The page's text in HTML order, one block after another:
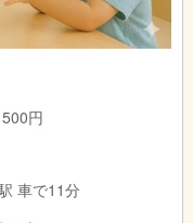
円
車で11分